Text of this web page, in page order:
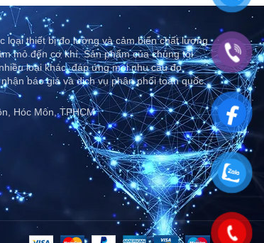
loại thiết bị đo lường và cảm biến chất lượng
mỏ đến cơ khí. Sản phẩm của chúng tôi
loại khác, đáp ứng mọi nhu cầu đo
báo giá và dịch vụ phân phối toàn quốc..
Hóc Môn, TPHCM